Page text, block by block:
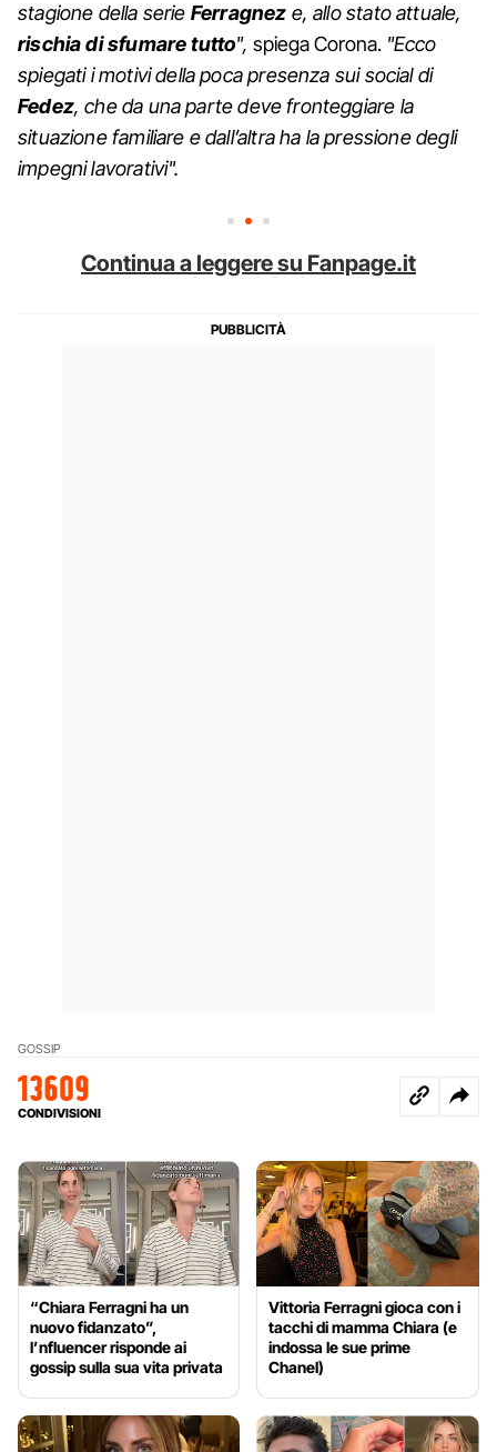
stagione della serie Ferragnez e, allo stato attuale,
rischia di sfumare tutto", spiega Corona. "Ecco
spiegati i motivi della poca presenza sui social di
Fedez, che da una parte deve fronteggiare la
situazione familiare e dall’altra ha la pressione degli
impegni lavorativi".
Continua a leggere su Fanpage.it
GOSSIP
13609
CONDIVISIONI
“Chiara Ferragni ha un
nuovo fidanzato”,
l’nfluencer risponde ai
gossip sulla sua vita privata
Vittoria Ferragni gioca con i
tacchi di mamma Chiara (e
indossa le sue prime
Chanel)